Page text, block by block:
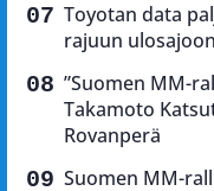
Toyotan data
rajuun ulosajoon
”Suomen MM-
Takamoto
Rovanperä
Suomen MM-